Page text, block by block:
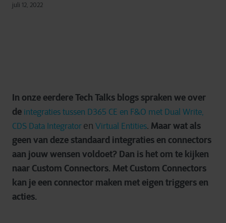
juli 12, 2022
In onze eerdere Tech Talks blogs spraken we over
de integraties tussen D365 CE en F&O met Dual Write,
CDS Data Integrator en Virtual Entities. Maar wat als
geen van deze standaard integraties en connectors
aan jouw wensen voldoet? Dan is het om te kijken
naar Custom Connectors. Met Custom Connectors
kan je een connector maken met eigen triggers en
acties.